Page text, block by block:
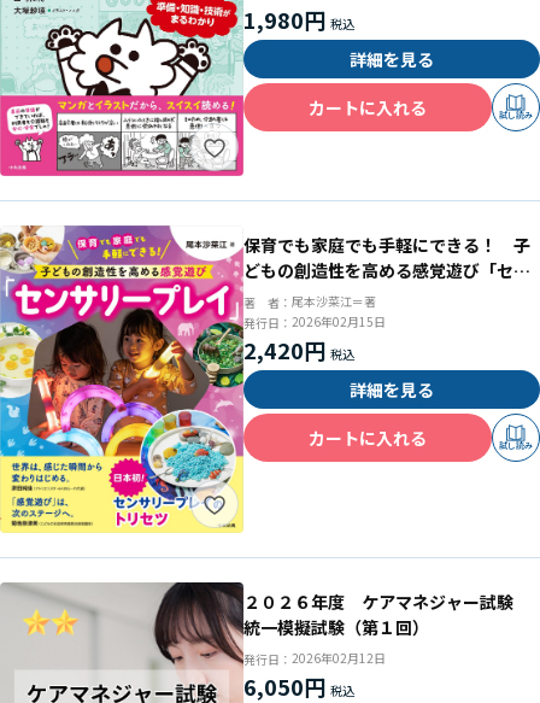
1,980円
詳細を見る
カートに入れる
試し読み
保育でも家庭でも手軽にできる！ 子
どもの創造性を高める感覚遊び「セン
サリープレイ」
著 者： 尾本沙菜江＝著
発行日： 2026年02月15日
2,420円
詳細を見る
カートに入れる
試し読み
２０２６年度 ケアマネジャー試験
統一模擬試験（第１回）
発行日： 2026年02月12日
6,050円